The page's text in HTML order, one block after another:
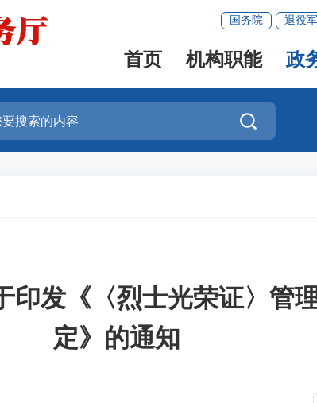
国务院 退役
首页 机构职能 政

印发《〈烈士光荣证〉管
定》的通知